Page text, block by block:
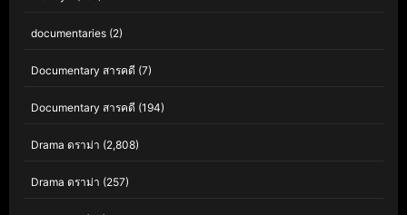
documentaries (2)
Documentary สารคดี (7)
Documentary สารคดี (194)
Drama ดราม่า (2,808)
Drama ดราม่า (257)